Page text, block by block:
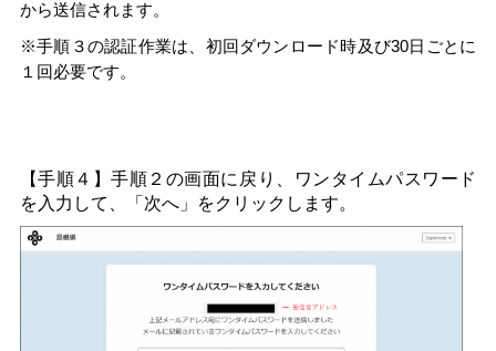
から送信されます。
※手順３の認証作業は、初回ダウンロード時及び30日ごとに
１回必要です。
【手順４】手順２の画面に戻り、ワンタイムパスワード
を入力して、「次へ」をクリックします。